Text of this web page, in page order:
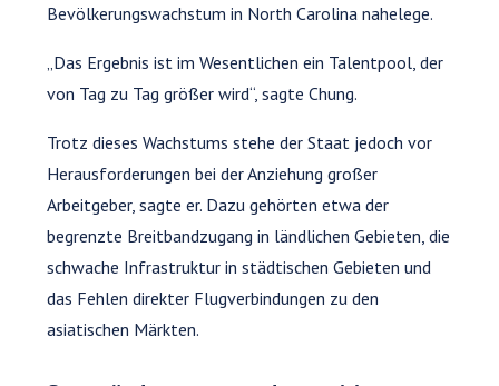
Bevölkerungswachstum in North Carolina nahelege.
„Das Ergebnis ist im Wesentlichen ein Talentpool, der
von Tag zu Tag größer wird“, sagte Chung.
Trotz dieses Wachstums stehe der Staat jedoch vor
Herausforderungen bei der Anziehung großer
Arbeitgeber, sagte er. Dazu gehörten etwa der
begrenzte Breitbandzugang in ländlichen Gebieten, die
schwache Infrastruktur in städtischen Gebieten und
das Fehlen direkter Flugverbindungen zu den
asiatischen Märkten.